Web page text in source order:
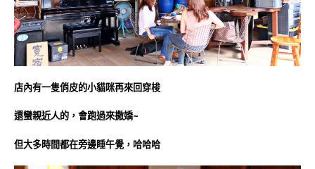
店內有一隻俏皮的小貓咪再來回穿梭
還蠻親近人的，會跑過來撒嬌~
但大多時間都在旁邊睡午覺，哈哈哈